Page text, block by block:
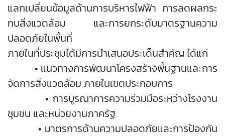
แลกเปลี่ยนข้อมูลด้านการบริหารไฟฟ้า การลดผลกระ
ทบสิ่งแวดล้อม และการยกระดับมาตรฐานความ
ปลอดภัยในพื้นที่
ภายในที่ประชุมได้มีการนำเสนอประเด็นสำคัญ ได้แก่
• แนวทางการพัฒนาโครงสร้างพื้นฐานและการ
จัดการสิ่งแวดล้อม ภายในเขตประกอบการ
• การบูรณาการความร่วมมือระหว่างโรงงาน
ชุมชน และหน่วยงานภาครัฐ
• มาตรการด้านความปลอดภัยและการป้องกัน